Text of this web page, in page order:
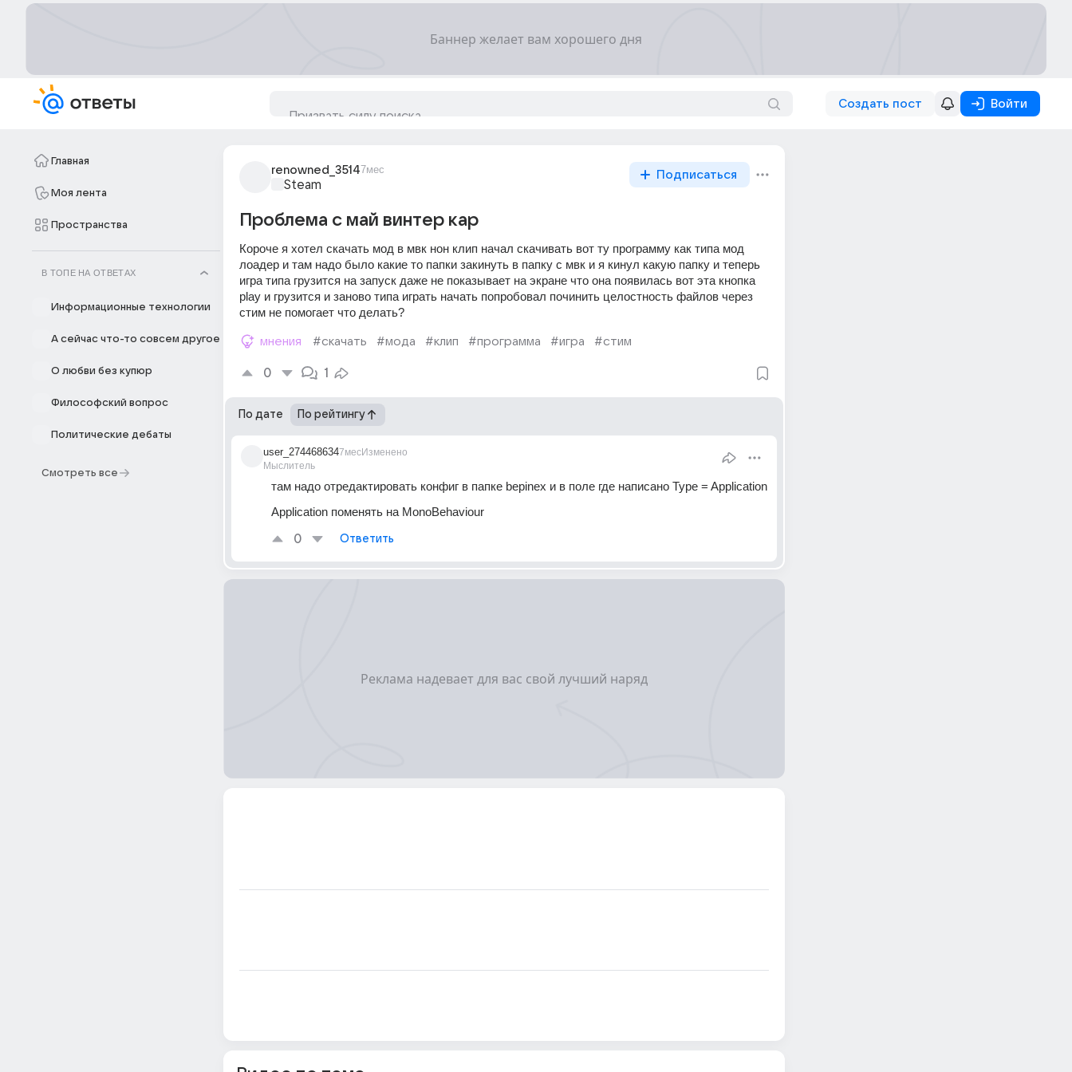
Создать пост Войти
Главная
Моя лента
Пространства
В ТОПЕ НА ОТВЕТАХ
Информационные технологии
А сейчас что-то совсем другое
О любви без купюр
Философский вопрос
Политические дебаты
Смотреть все
renowned_35147мес
Steam
Подписаться
Проблема с май винтер кар
Короче я хотел скачать мод в мвк нон клип начал скачивать вот ту программу как типа мод
лоадер и там надо было какие то папки закинуть в папку с мвк и я кинул какую папку и теперь
игра типа грузится на запуск даже не показывает на экране что она появилась вот эта кнопка
play и грузится и заново типа играть начать попробовал починить целостность файлов через
стим не помогает что делать?
мнения #скачать #мода #клип #программа #игра #стим
0 1
По дате По рейтингу
user_274468634
Мыслитель
7месИзменено
там надо отредактировать конфиг в папке bepinex и в поле где написано Type = Application
Application поменять на MonoBehaviour
0 Ответить